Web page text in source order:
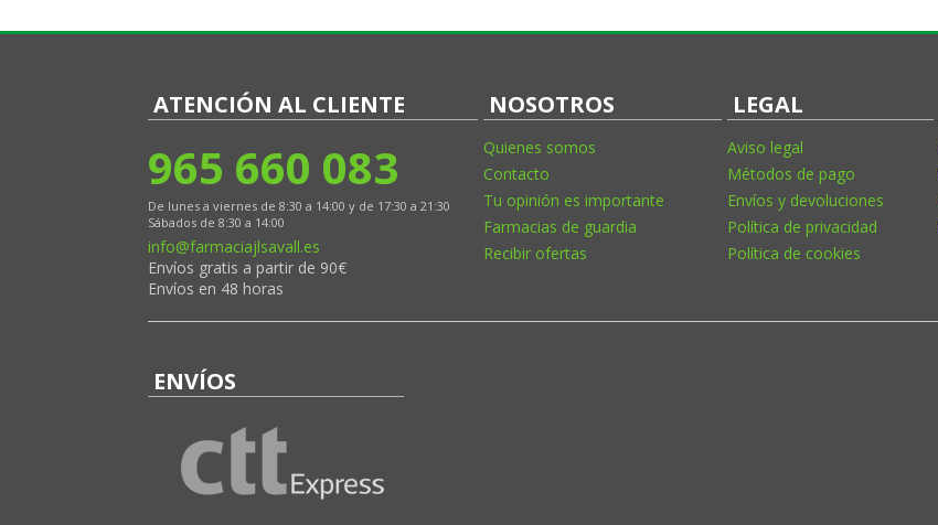
ATENCIÓN AL CLIENTE
965 660 083
De lunes a viernes de 8:30 a 14:00 y de 17:30 a 21:30
Sábados de 8:30 a 14:00
info@farmaciajlsavall.es
Envíos gratis a partir de 90€
Envíos en 48 horas
NOSOTROS
Quienes somos
Contacto
Tu opinión es importante
Farmacias de guardia
Recibir ofertas
LEGAL
Aviso legal
Métodos de pago
Envíos y devoluciones
Política de privacidad
Política de cookies
ENVÍOS